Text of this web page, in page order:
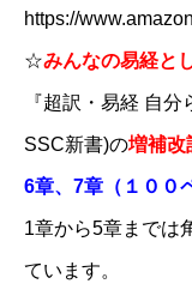
​https://
☆みんなの易経と
『超訳・易経 自
SSC新書)の増補改
6章、7章（１００
1章から5章までは
ています。